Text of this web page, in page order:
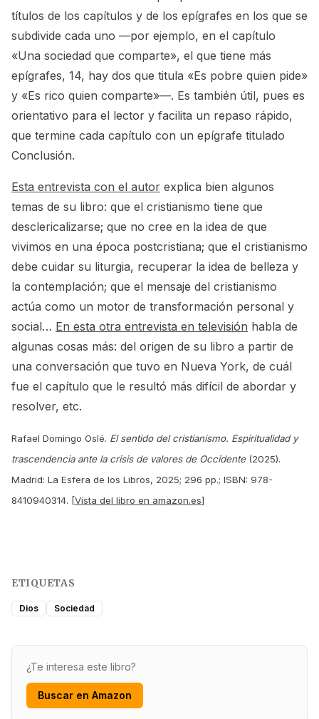
títulos de los capítulos y de los epígrafes en los que se
subdivide cada uno —por ejemplo, en el capítulo
«Una sociedad que comparte», el que tiene más
epígrafes, 14, hay dos que titula «Es pobre quien pide»
y «Es rico quien comparte»—. Es también útil, pues es
orientativo para el lector y facilita un repaso rápido,
que termine cada capítulo con un epígrafe titulado
Conclusión.
Esta entrevista con el autor explica bien algunos
temas de su libro: que el cristianismo tiene que
desclericalizarse; que no cree en la idea de que
vivimos en una época postcristiana; que el cristianismo
debe cuidar su liturgia, recuperar la idea de belleza y
la contemplación; que el mensaje del cristianismo
actúa como un motor de transformación personal y
social… En esta otra entrevista en televisión habla de
algunas cosas más: del origen de su libro a partir de
una conversación que tuvo en Nueva York, de cuál
fue el capítulo que le resultó más difícil de abordar y
resolver, etc.
Rafael Domingo Oslé. El sentido del cristianismo. Espiritualidad y
trascendencia ante la crisis de valores de Occidente(2025).
Madrid: La Esfera de los Libros, 2025; 296 pp.; ISBN: 978-
8410940314. [Vista del libro en amazon.es]
ETIQUETAS
Dios Sociedad
¿Te interesa este libro?
Buscar en Amazon